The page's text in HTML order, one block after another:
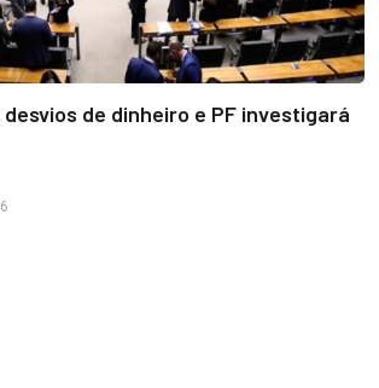
de dinheiro e PF investigará